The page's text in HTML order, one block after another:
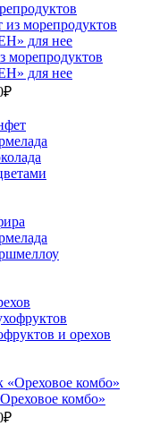
морепродуктов
для нее
₽
и орехов
комбо»
₽